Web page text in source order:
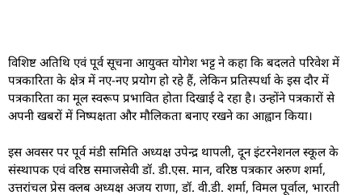
विशिष्ट अतिथि एवं पूर्व सूचना आयुक्त योगेश भट्ट ने कहा कि बदलते परिवेश में
पत्रकारिता के क्षेत्र में नए-नए प्रयोग हो रहे हैं, लेकिन प्रतिस्पर्धा के इस दौर में
पत्रकारिता का मूल स्वरूप प्रभावित होता दिखाई दे रहा है। उन्होंने पत्रकारों से
अपनी खबरों में निष्पक्षता और मौलिकता बनाए रखने का आह्वान किया।
इस अवसर पर पूर्व मंडी समिति अध्यक्ष उपेन्द्र थापली, दून इंटरनेशनल स्कूल के
संस्थापक एवं वरिष्ठ समाजसेवी डॉ. डी.एस. मान, वरिष्ठ पत्रकार अरुण शर्मा,
उत्तरांचल प्रेस क्लब अध्यक्ष अजय राणा, डॉ. वी.डी. शर्मा, विमल पूर्वाल, भारती